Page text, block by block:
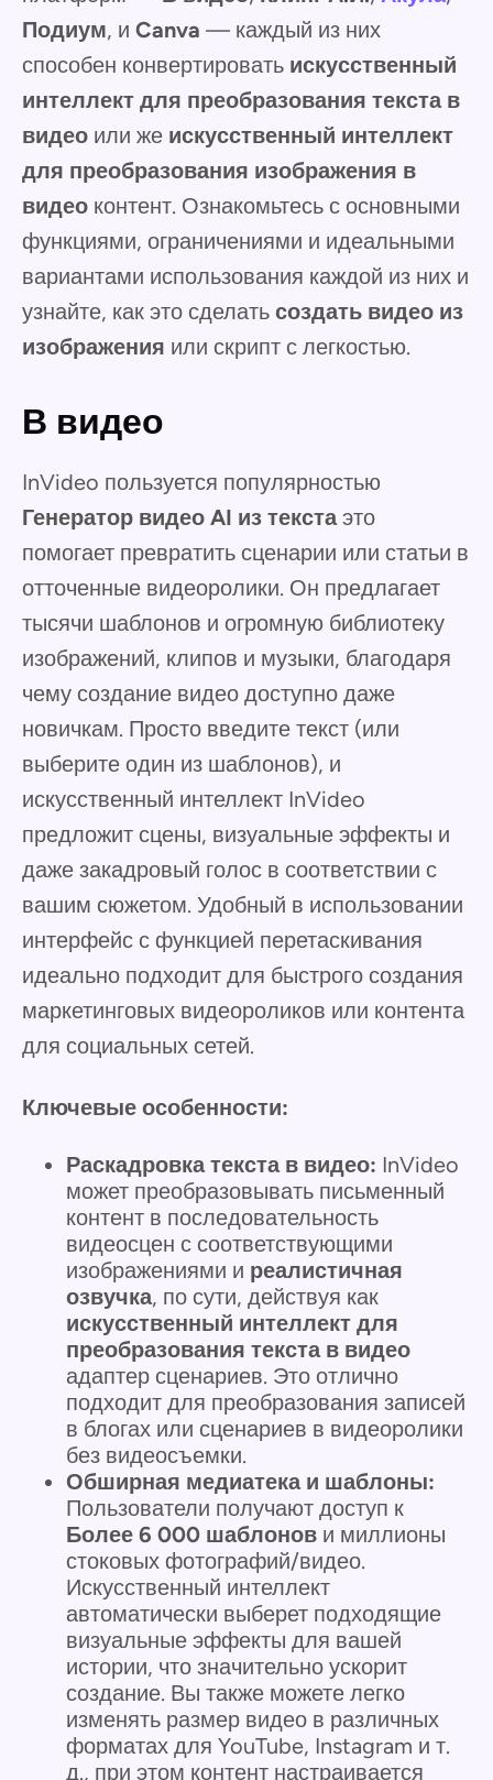
Подиум, и Canva — каждый из них
способен конвертировать искусственный
интеллект для преобразования текста в
видео или же искусственный интеллект
для преобразования изображения в
видео контент. Ознакомьтесь с основными
функциями, ограничениями и идеальными
вариантами использования каждой из них и
узнайте, как это сделать создать видео из
изображения или скрипт с легкостью.
В видео
InVideo пользуется популярностью
Генератор видео AI из текстаэто
помогает превратить сценарии или статьи в
отточенные видеоролики. Он предлагает
тысячи шаблонов и огромную библиотеку
изображений, клипов и музыки, благодаря
чему создание видео доступно даже
новичкам. Просто введите текст (или
выберите один из шаблонов), и
искусственный интеллект InVideo
предложит сцены, визуальные эффекты и
даже закадровый голос в соответствии с
вашим сюжетом. Удобный в использовании
интерфейс с функцией перетаскивания
идеально подходит для быстрого создания
маркетинговых видеороликов или контента
для социальных сетей.
Ключевые особенности:
Раскадровка текста в видео: InVideo
может преобразовывать письменный
контент в последовательность
видеосцен с соответствующими
изображениями и реалистичная
озвучка, по сути, действуя как
искусственный интеллект для
преобразования текста в видео
адаптер сценариев. Это отлично
подходит для преобразования записей
в блогах или сценариев в видеоролики
без видеосъемки.
Обширная медиатека и шаблоны:
Пользователи получают доступ к
Более 6 000 шаблонов и миллионы
стоковых фотографий/видео.
Искусственный интеллект
автоматически выберет подходящие
визуальные эффекты для вашей
истории, что значительно ускорит
создание. Вы также можете легко
изменять размер видео в различных
форматах для YouTube, Instagram и т.
д., при этом контент настраивается